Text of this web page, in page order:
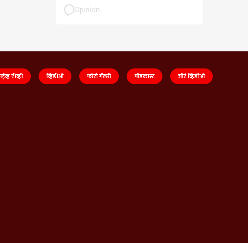
Opinion
टीव्ही व्हिडीओ फोटो गॅलरी पॉडकास्ट शॉर्ट व्हिडीओ